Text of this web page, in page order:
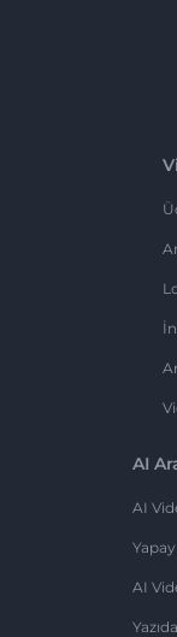
AI
AI
AI